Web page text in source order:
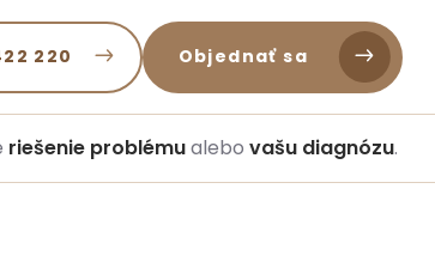
220 Objednať sa
riešenie problémualebo vašu diagnózu.